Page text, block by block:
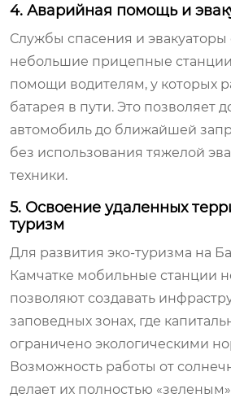
4. Аварийная помощь и
Службы спасения и
небольшие прицепные станции
помощи водителям, у которых
батарея в пути. Это позволяет
автомобиль до ближайшей
без использования тяжелой
техники.
5. Освоение удаленных
туризм
Для развития эко-туризма на
Камчатке мобильные станции
позволяют создавать
заповедных зонах, где
ограничено экологическими
Возможность работы от
делает их полностью